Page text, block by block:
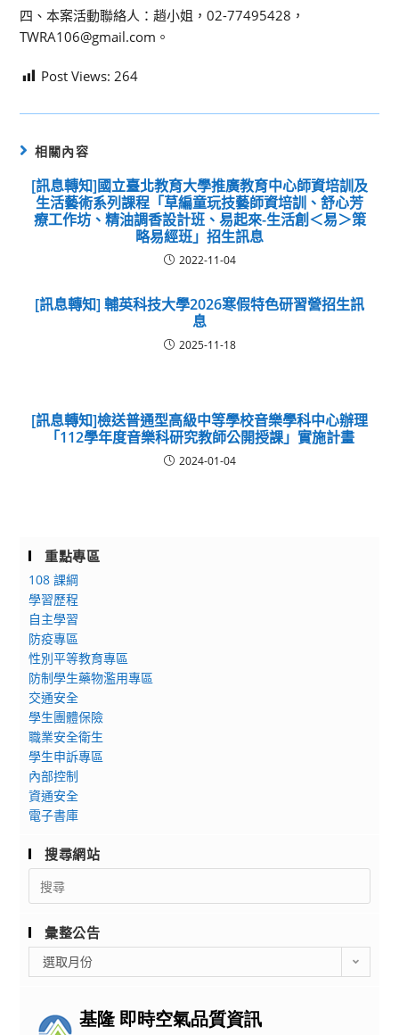
四、本案活動聯絡人：趙小姐，02-77495428，
TWRA106@gmail.com。
Post Views: 264
相關內容
[訊息轉知]國立臺北教育大學推廣教育中心師資培訓及
生活藝術系列課程「草編童玩技藝師資培訓、舒心芳
療工作坊、精油調香設計班、易起來-生活創＜易＞策
略易經班」招生訊息
2022-11-04
[訊息轉知] 輔英科技大學2026寒假特色研習營招生訊
息
2025-11-18
[訊息轉知]檢送普通型高級中等學校音樂學科中心辦理
「112學年度音樂科研究教師公開授課」實施計畫
2024-01-04
重點專區
108 課綱
學習歷程
自主學習
防疫專區
性別平等教育專區
防制學生藥物濫用專區
交通安全
學生團體保險
職業安全衛生
學生申訴專區
內部控制
資通安全
電子書庫
搜尋網站
Search
for:
彙整公告
整
選取月份